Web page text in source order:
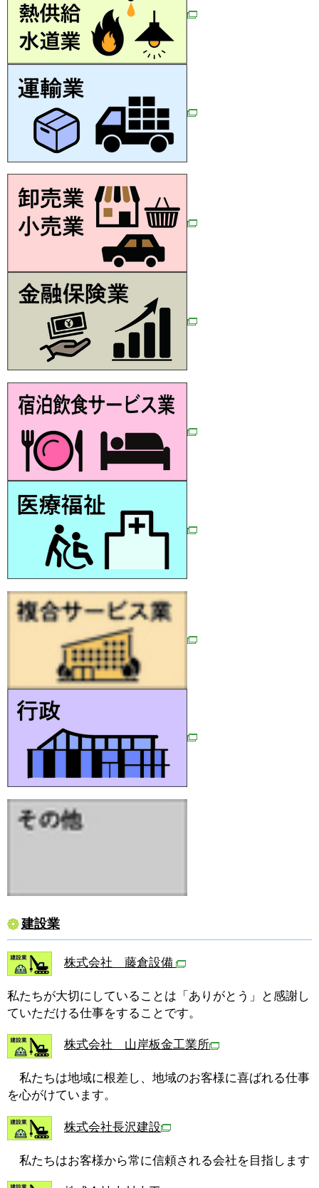
建設業
株式会社 藤倉設備
私たちが大切にしていることは「ありがとう」と感謝し
ていただける仕事をすることです。
株式会社 山岸板金工業所
私たちは地域に根差し、地域のお客様に喜ばれる仕事
を心がけています。
株式会社長沢建設
私たちはお客様から常に信頼される会社を目指します